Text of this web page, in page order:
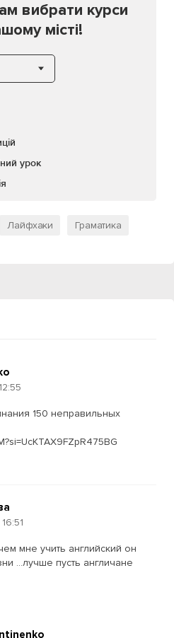
вибрати курси
місті!
урок
Лайфхаки Граматика
150 неправильных
мне учить английский он
…лучше пусть англичане